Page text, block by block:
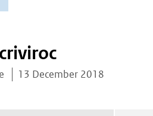
13 December 2018